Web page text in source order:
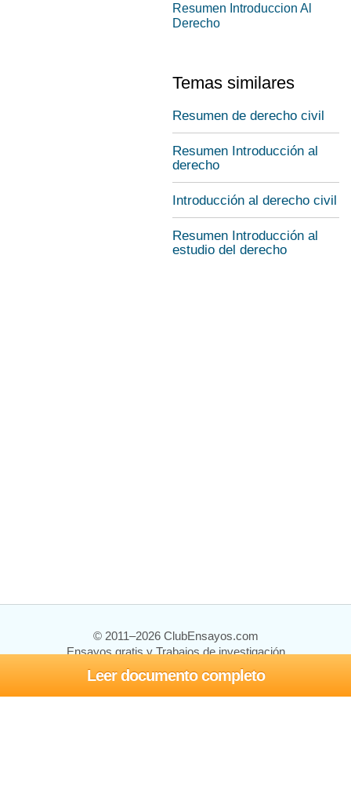
Leer documento completo
Resumen Introduccion Al
Derecho
Temas similares
Resumen de derecho civil
Resumen Introducción al
derecho
Introducción al derecho civil
Resumen Introducción al
estudio del derecho
© 2011–2026 ClubEnsayos.com
Ensayos gratis y Trabajos de investigación